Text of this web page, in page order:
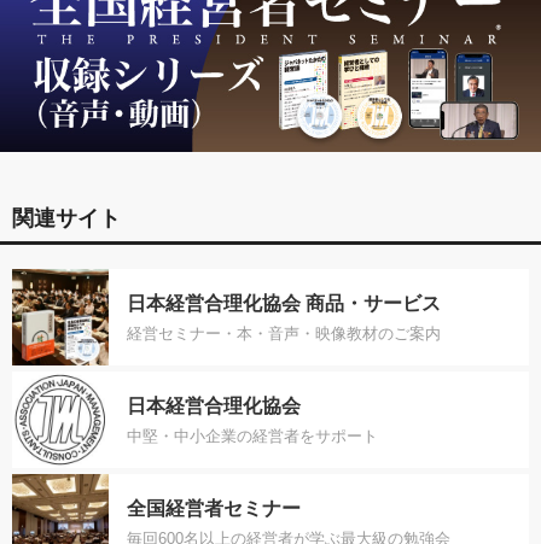
関連サイト
日本経営合理化協会 商品・サービス
経営セミナー・本・音声・映像教材のご案内
日本経営合理化協会
中堅・中小企業の経営者をサポート
全国経営者セミナー
毎回600名以上の経営者が学ぶ最大級の勉強会